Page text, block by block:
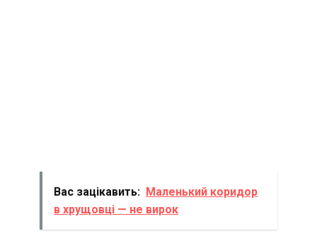
Вас зацікавить: Маленький коридор
в хрущовці — не вирок